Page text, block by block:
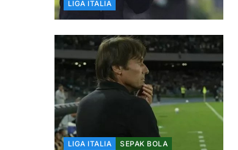
LIGA ITALIA
LIGA ITALIA SEPAK BOLA